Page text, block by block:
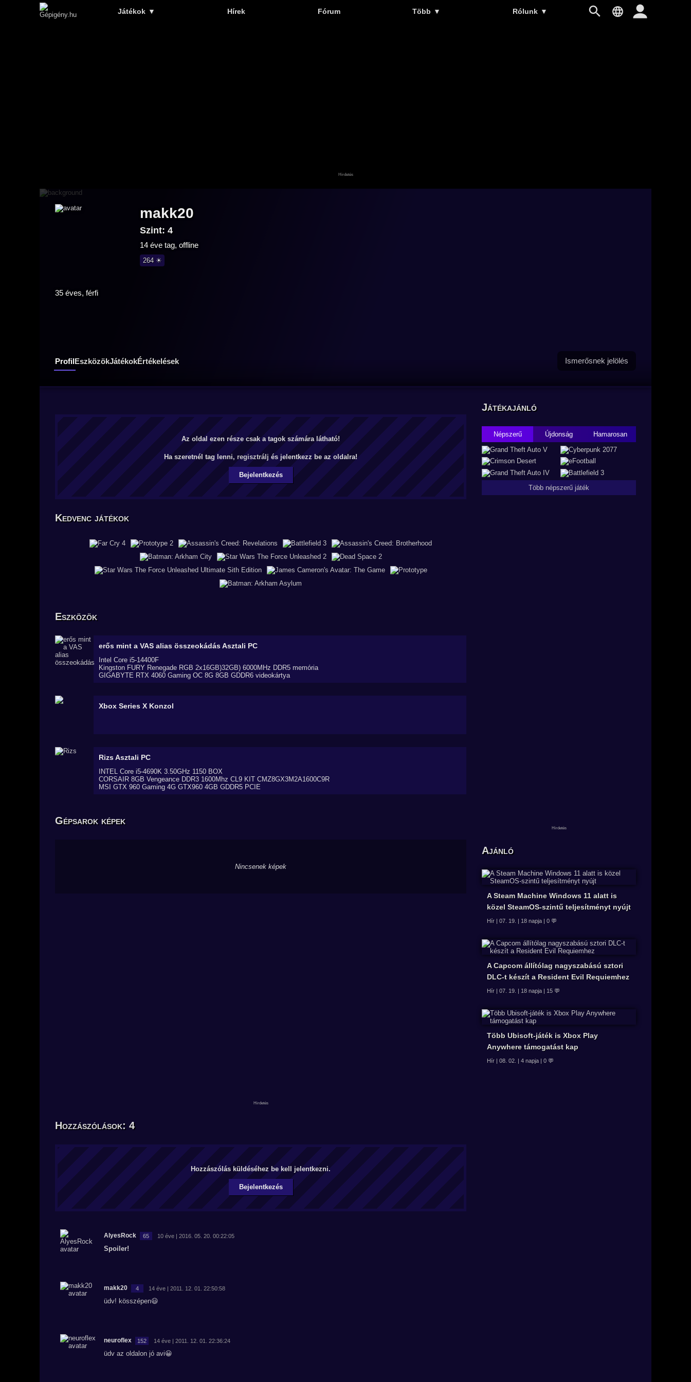
Játékok ▼ Hírek Fórum Több ▼ Rólunk ▼
makk20
Szint: 4
14 éve tag, offline
264 ☀
35 éves, férfi
ProfilEszközökJátékokÉrtékelések Ismerősnek jelölés
Az oldal ezen része csak a tagok számára látható!
Ha szeretnél tag lenni, regisztrálj és jelentkezz be az oldalra!
Bejelentkezés
Kedvenc játékok
Eszközök
erős mint a VAS alias összeokádásAsztali PC
Intel Core i5-14400F
Kingston FURY Renegade RGB 2x16GB)32GB) 6000MHz DDR5 memória
GIGABYTE RTX 4060 Gaming OC 8G 8GB GDDR6 videokártya
Xbox Series X Konzol
RizsAsztali PC
INTEL Core i5-4690K 3.50GHz 1150 BOX
CORSAIR 8GB Vengeance DDR3 1600Mhz CL9 KIT CMZ8GX3M2A1600C9R
MSI GTX 960 Gaming 4G GTX960 4GB GDDR5 PCIE
Gépsarok képek
Nincsenek képek
Hozzászólások: 4
Hozzászólás küldéséhez be kell jelentkezni.
Bejelentkezés
AlyesRock 65 10 éve | 2016. 05. 20. 00:22:05
Spoiler!
makk20 4 14 éve | 2011. 12. 01. 22:50:58
üdv! kösszépen😃
neuroflex 152 14 éve | 2011. 12. 01. 22:36:24
üdv az oldalon jó avi😀
Játékajánló
Népszerű Újdonság Hamarosan
Több népszerű játék
Ajánló
A Steam Machine Windows 11 alatt is
közel SteamOS-szintű teljesítményt nyújt
Hír | 07. 19. | 18 napja | 0 💬
A Capcom állítólag nagyszabású sztori
DLC-t készít a Resident Evil Requiemhez
Hír | 07. 19. | 18 napja | 15 💬
Több Ubisoft-játék is Xbox Play
Anywhere támogatást kap
Hír | 08. 02. | 4 napja | 0 💬